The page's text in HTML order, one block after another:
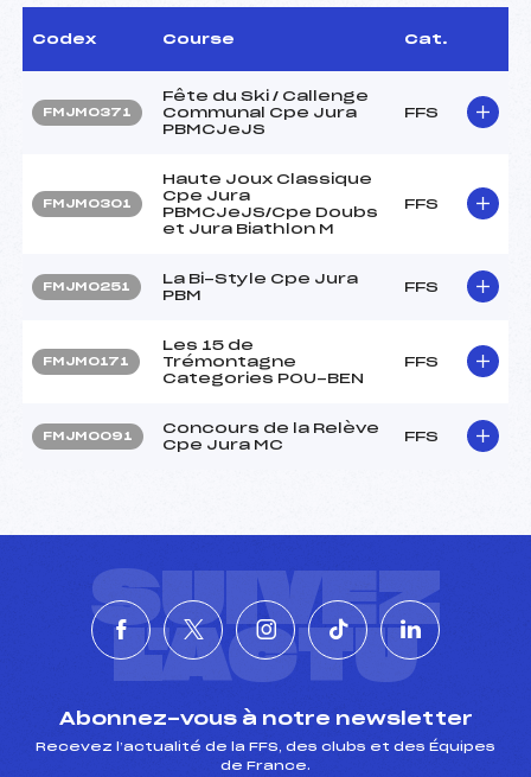
Codex Course Cat.
FMJM0371
Fête du Ski / Callenge
Communal Cpe Jura
PBMCJeJS
FFS
FMJM0301
Haute Joux Classique
Cpe Jura
PBMCJeJS/Cpe Doubs
et Jura Biathlon M
FFS
FMJM0251
La Bi-Style Cpe Jura
PBM
FFS
FMJM0171
Les 15 de
Trémontagne
Categories POU-BEN
FFS
FMJM0091
Concours de la Relève
Cpe Jura MC
FFS
SUIVEZ
L'ACTU
Abonnez-vous à notre newsletter
Recevez l’actualité de la FFS, des clubs et des Équipes
de France.